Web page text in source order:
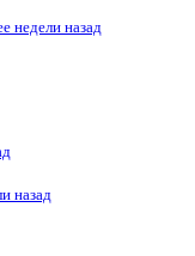
недели назад
назад